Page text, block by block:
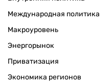
Международная политика
Макроуровень
Энергорынок
Приватизация
Экономика регионов